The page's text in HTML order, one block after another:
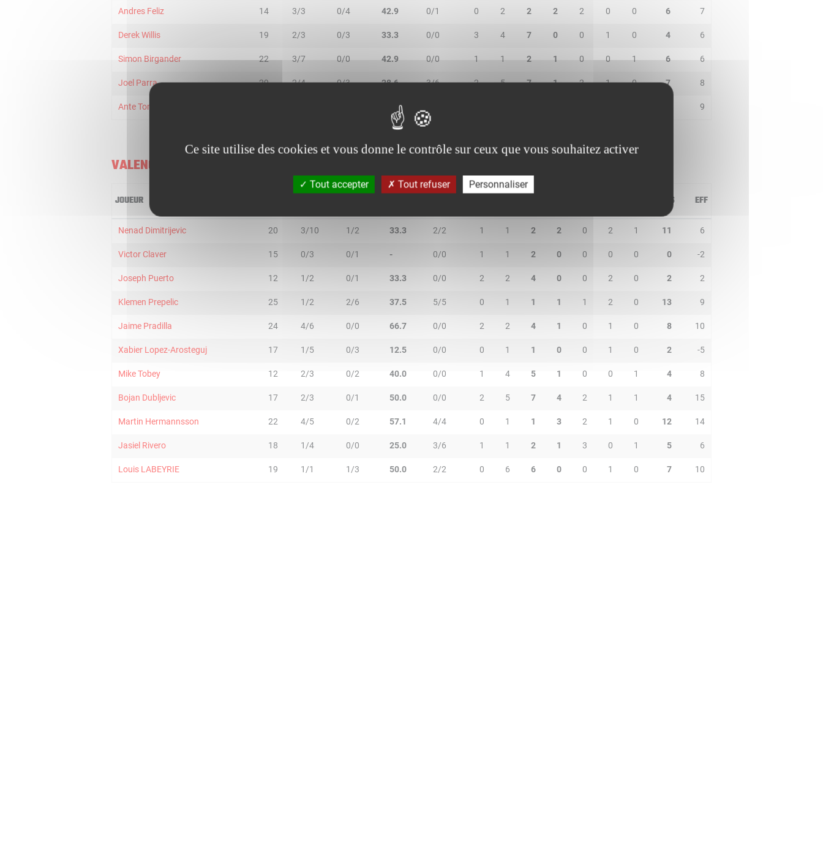
Andres Feliz 14 3/3 0/4 42.9 0/1 0 2 2 2 2 0 0 6 7
Derek Willis 19 2/3 0/3 33.3 0/0 3 4 7 0 0 1 0 4 6
Simon Birgander 22 3/7 0/0 42.9 0/0 1 1 2 1 0 0 1 6 6
Joel Parra 29 2/4 0/3 28.6 3/6 2 5 7 1 2 1 0 7 8
Ante Tomic 9
VALENCIA BASKET
JOUEUR PTS EFF
Nenad Dimitrijevic 20 3/10 1/2 33.3 2/2 1 1 2 2 0 2 1 11 6
Victor Claver 15 0/3 0/1 - 0/0 1 1 2 0 0 0 0 0 -2
Joseph Puerto 12 1/2 0/1 33.3 0/0 2 2 4 0 0 2 0 2 2
Klemen Prepelic 25 1/2 2/6 37.5 5/5 0 1 1 1 1 2 0 13 9
Jaime Pradilla 24 4/6 0/0 66.7 0/0 2 2 4 1 0 1 0 8 10
Xabier Lopez-Arosteguj 17 1/5 0/3 12.5 0/0 0 1 1 0 0 1 0 2 -5
Mike Tobey 12 2/3 0/2 40.0 0/0 1 4 5 1 0 0 1 4 8
Bojan Dubljevic 17 2/3 0/1 50.0 0/0 2 5 7 4 2 1 1 4 15
Martin Hermannsson 22 4/5 0/2 57.1 4/4 0 1 1 3 2 1 0 12 14
Jasiel Rivero 18 1/4 0/0 25.0 3/6 1 1 2 1 3 0 1 5 6
Louis LABEYRIE 19 1/1 1/3 50.0 2/2 0 6 6 0 0 1 0 7 10
Ce site utilise des cookies et vous donne le contrôle sur ceux que vous souhaitez activer
Tout accepter Tout refuser Personnaliser